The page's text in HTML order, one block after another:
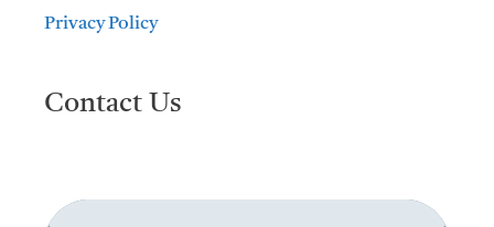
Privacy Policy
Contact Us